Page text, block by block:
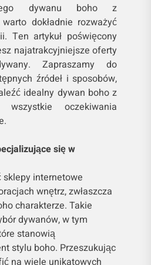
dywanu boho z
dokładnie rozważyć
Ten artykuł poświęcony
najatrakcyjniejsze oferty
Zapraszamy do
źródeł i sposobów,
idealny dywan boho z
wszystkie oczekiwania
się w
internetowe
wnętrz, zwłaszcza
charakterze. Takie
dywanów, w tym
stanowią
stylu boho. Przeszukując
na wiele unikatowych